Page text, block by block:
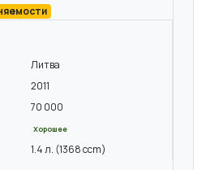
Литва
2011
70 000
Хорошее
1.4 л. (1368 ccm)